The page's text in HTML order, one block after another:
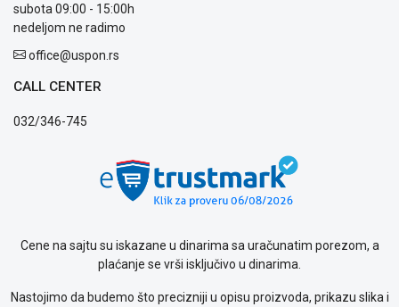
subota 09:00 - 15:00h
nedeljom ne radimo
office@uspon.rs
CALL CENTER
032/346-745
Cene na sajtu su iskazane u dinarima sa uračunatim porezom, a
plaćanje se vrši isključivo u dinarima.
Nastojimo da budemo što precizniji u opisu proizvoda, prikazu slika i